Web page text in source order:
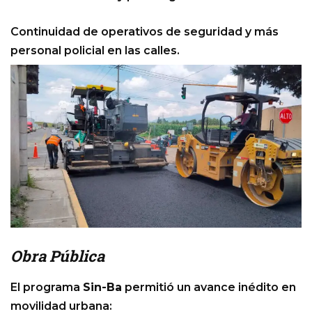
Continuidad de operativos de seguridad y más
personal policial en las calles.
Obra Pública
El programa Sin-Ba permitió un avance inédito en
movilidad urbana: